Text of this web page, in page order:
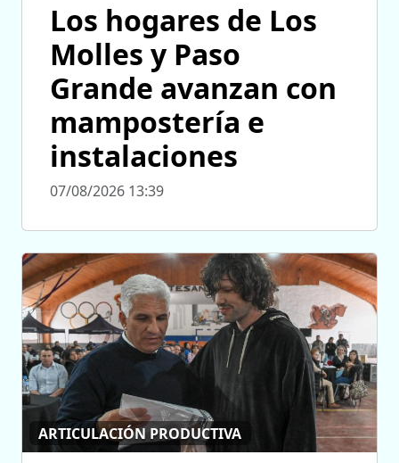
Los hogares de Los
Molles y Paso
Grande avanzan con
mampostería e
instalaciones
07/08/2026 13:39
ARTICULACIÓN PRODUCTIVA